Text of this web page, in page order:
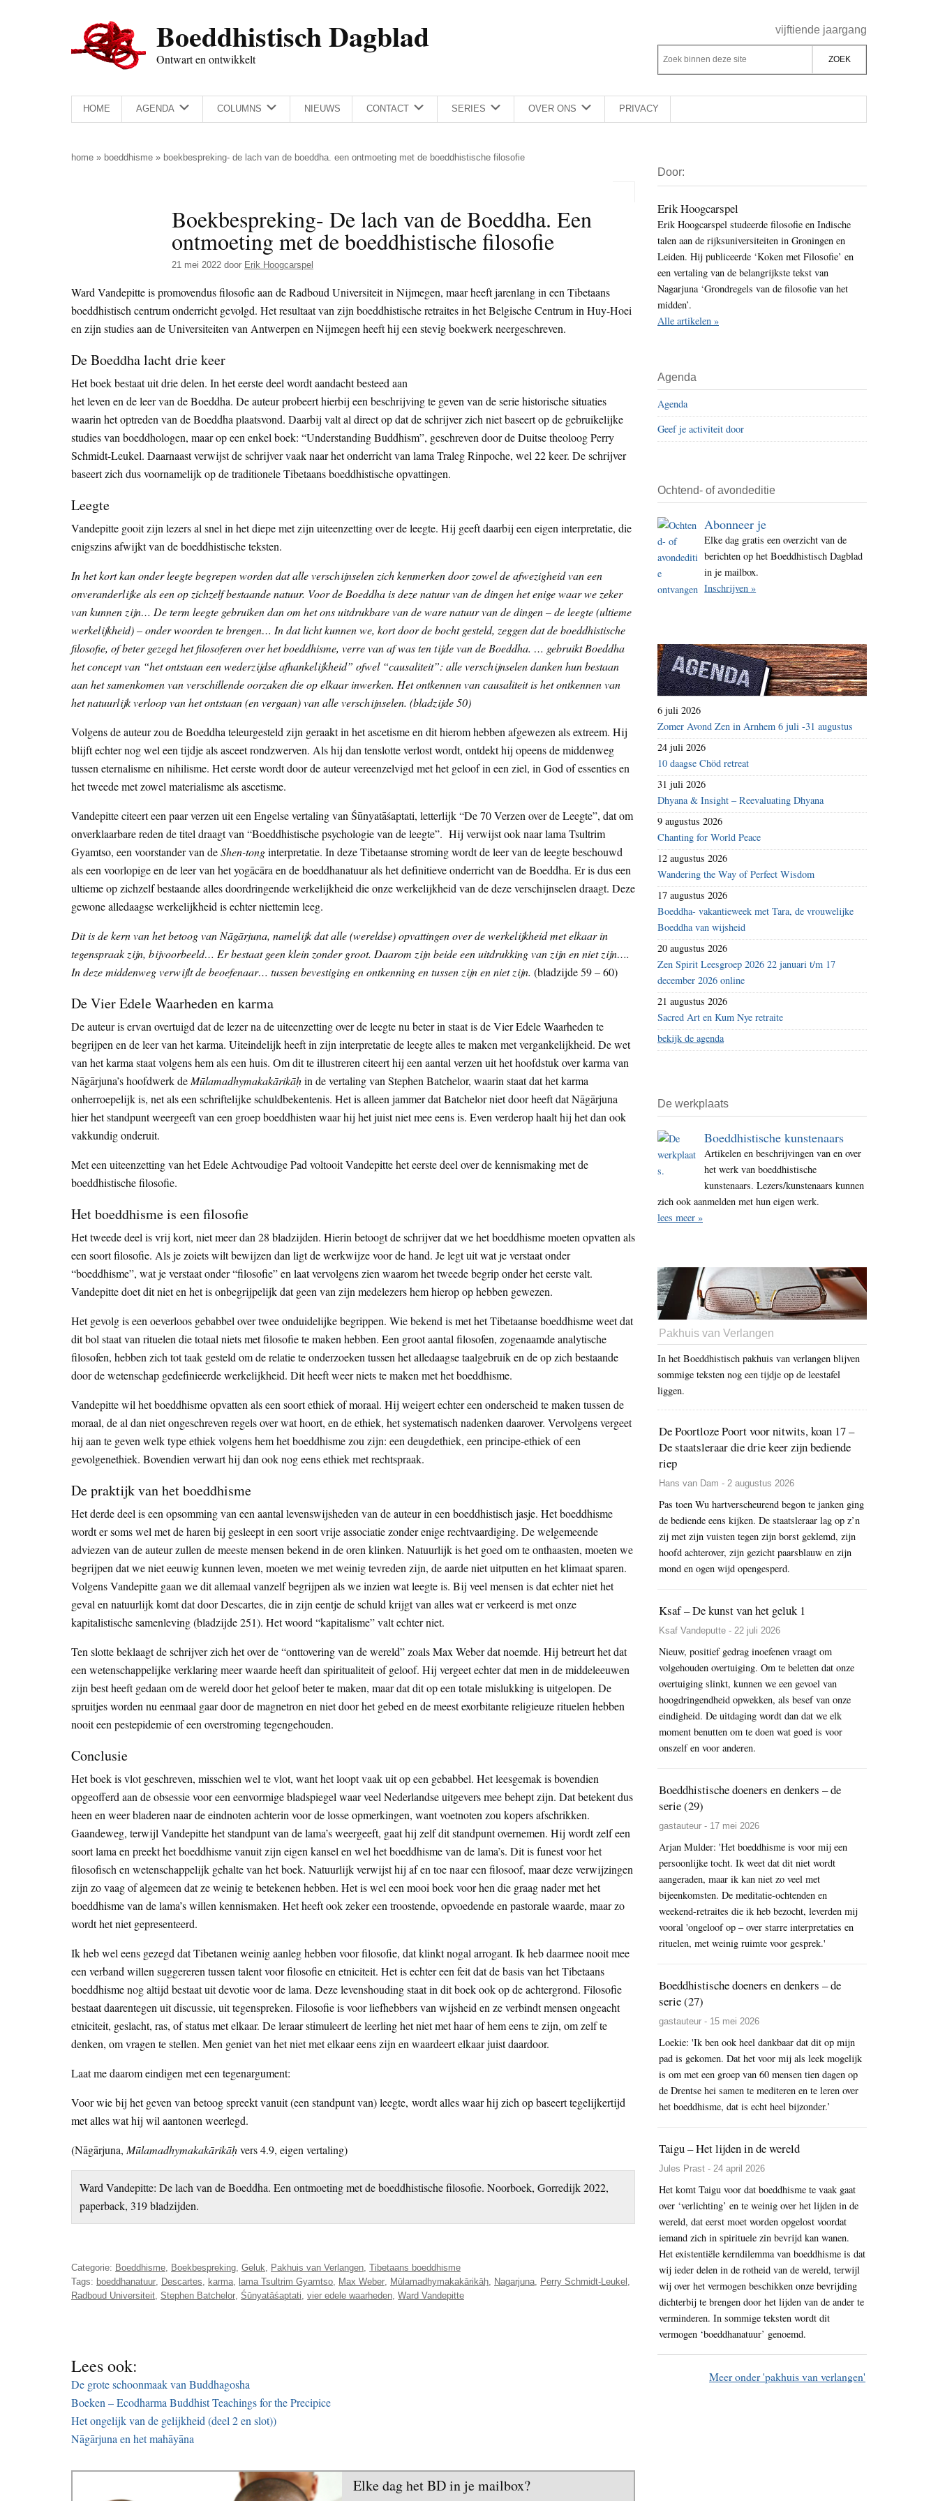
Boeddhistisch Dagblad
Ontwart en ontwikkelt
Rechts
vijftiende jaargang
Z
o
e
k
d
e
z
e
s
i
t
e
Z
o
k
b
n
n
d
e
z
e
s
i
HOME AGENDA COLUMNS NIEUWS CONTACT SERIES OVER ONS PRIVACY
home » boeddhisme » boekbespreking- de lach van de boeddha. een ontmoeting met de boeddhistische filosofie
Boekbespreking- De lach van de Boeddha. Een
ontmoeting met de boeddhistische filosofie
21 mei 2022 door Erik Hoogcarspel
Ward Vandepitte is promovendus filosofie aan de Radboud Universiteit in Nijmegen, maar heeft jarenlang in een Tibetaans
boeddhistisch centrum onderricht gevolgd. Het resultaat van zijn boeddhistische retraites in het Belgische Centrum in Huy-Hoei
en zijn studies aan de Universiteiten van Antwerpen en Nijmegen heeft hij een stevig boekwerk neergeschreven.
De Boeddha lacht drie keer
Het boek bestaat uit drie delen. In het eerste deel wordt aandacht besteed aan
het leven en de leer van de Boeddha. De auteur probeert hierbij een beschrijving te geven van de serie historische situaties
waarin het optreden van de Boeddha plaatsvond. Daarbij valt al direct op dat de schrijver zich niet baseert op de gebruikelijke
studies van boeddhologen, maar op een enkel boek: “Understanding Buddhism”, geschreven door de Duitse theoloog Perry
Schmidt-Leukel. Daarnaast verwijst de schrijver vaak naar het onderricht van lama Traleg Rinpoche, wel 22 keer. De schrijver
baseert zich dus voornamelijk op de traditionele Tibetaans boeddhistische opvattingen.
Leegte
Vandepitte gooit zijn lezers al snel in het diepe met zijn uiteenzetting over de leegte. Hij geeft daarbij een eigen interpretatie, die
enigszins afwijkt van de boeddhistische teksten.
In het kort kan onder leegte begrepen worden dat alle verschijnselen zich kenmerken door zowel de afwezigheid van een
onveranderlijke als een op zichzelf bestaande natuur. Voor de Boeddha is deze natuur van de dingen het enige waar we zeker
van kunnen zijn… De term leegte gebruiken dan om het ons uitdrukbare van de ware natuur van de dingen – de leegte (ultieme
werkelijkheid) – onder woorden te brengen… In dat licht kunnen we, kort door de bocht gesteld, zeggen dat de boeddhistische
filosofie, of beter gezegd het filosoferen over het boeddhisme, verre van af was ten tijde van de Boeddha. … gebruikt Boeddha
het concept van “het ontstaan een wederzijdse afhankelijkheid” ofwel “causaliteit”: alle verschijnselen danken hun bestaan
aan het samenkomen van verschillende oorzaken die op elkaar inwerken. Het ontkennen van causaliteit is het ontkennen van
het natuurlijk verloop van het ontstaan (en vergaan) van alle verschijnselen. (bladzijde 50)
Volgens de auteur zou de Boeddha teleurgesteld zijn geraakt in het ascetisme en dit hierom hebben afgewezen als extreem. Hij
blijft echter nog wel een tijdje als asceet rondzwerven. Als hij dan tenslotte verlost wordt, ontdekt hij opeens de middenweg
tussen eternalisme en nihilisme. Het eerste wordt door de auteur vereenzelvigd met het geloof in een ziel, in God of essenties en
het tweede met zowel materialisme als ascetisme.
Vandepitte citeert een paar verzen uit een Engelse vertaling van Śūnyatāśaptati, letterlijk “De 70 Verzen over de Leegte”, dat om
onverklaarbare reden de titel draagt van “Boeddhistische psychologie van de leegte”. Hij verwijst ook naar lama Tsultrim
Gyamtso, een voorstander van deShen-tonginterpretatie. In deze Tibetaanse stroming wordt de leer van de leegte beschouwd
als een voorlopige en de leer van het yogācāra en de boeddhanatuur als het definitieve onderricht van de Boeddha. Er is dus een
ultieme op zichzelf bestaande alles doordringende werkelijkheid die onze werkelijkheid van de deze verschijnselen draagt. Deze
gewone alledaagse werkelijkheid is echter niettemin leeg.
Dit is de kern van het betoog van Nāgārjuna, namelijk dat alle (wereldse) opvattingen over de werkelijkheid met elkaar in
tegenspraak zijn, bijvoorbeeld… Er bestaat geen klein zonder groot. Daarom zijn beide een uitdrukking van zijn en niet zijn….
In deze middenweg verwijlt de beoefenaar… tussen bevestiging en ontkenning en tussen zijn en niet zijn. (bladzijde 59 – 60)
De Vier Edele Waarheden en karma
De auteur is ervan overtuigd dat de lezer na de uiteenzetting over de leegte nu beter in staat is de Vier Edele Waarheden te
begrijpen en de leer van het karma. Uiteindelijk heeft in zijn interpretatie de leegte alles te maken met vergankelijkheid. De wet
van het karma staat volgens hem als een huis. Om dit te illustreren citeert hij een aantal verzen uit het hoofdstuk over karma van
Nāgārjuna’s hoofdwerk de Mūlamadhymakakārikāḥin de vertaling van Stephen Batchelor, waarin staat dat het karma
onherroepelijk is, net als een schriftelijke schuldbekentenis. Het is alleen jammer dat Batchelor niet door heeft dat Nāgārjuna
hier het standpunt weergeeft van een groep boeddhisten waar hij het juist niet mee eens is. Even verderop haalt hij het dan ook
vakkundig onderuit.
Met een uiteenzetting van het Edele Achtvoudige Pad voltooit Vandepitte het eerste deel over de kennismaking met de
boeddhistische filosofie.
Het boeddhisme is een filosofie
Het tweede deel is vrij kort, niet meer dan 28 bladzijden. Hierin betoogt de schrijver dat we het boeddhisme moeten opvatten als
een soort filosofie. Als je zoiets wilt bewijzen dan ligt de werkwijze voor de hand. Je legt uit wat je verstaat onder
“boeddhisme”, wat je verstaat onder “filosofie” en laat vervolgens zien waarom het tweede begrip onder het eerste valt.
Vandepitte doet dit niet en het is onbegrijpelijk dat geen van zijn medelezers hem hierop op hebben gewezen.
Het gevolg is een oeverloos gebabbel over twee onduidelijke begrippen. Wie bekend is met het Tibetaanse boeddhisme weet dat
dit bol staat van rituelen die totaal niets met filosofie te maken hebben. Een groot aantal filosofen, zogenaamde analytische
filosofen, hebben zich tot taak gesteld om de relatie te onderzoeken tussen het alledaagse taalgebruik en de op zich bestaande
door de wetenschap gedefinieerde werkelijkheid. Dit heeft weer niets te maken met het boeddhisme.
Vandepitte wil het boeddhisme opvatten als een soort ethiek of moraal. Hij weigert echter een onderscheid te maken tussen de
moraal, de al dan niet ongeschreven regels over wat hoort, en de ethiek, het systematisch nadenken daarover. Vervolgens vergeet
hij aan te geven welk type ethiek volgens hem het boeddhisme zou zijn: een deugdethiek, een principe-ethiek of een
gevolgenethiek. Bovendien verwart hij dan ook nog eens ethiek met rechtspraak.
De praktijk van het boeddhisme
Het derde deel is een opsomming van een aantal levenswijsheden van de auteur in een boeddhistisch jasje. Het boeddhisme
wordt er soms wel met de haren bij gesleept in een soort vrije associatie zonder enige rechtvaardiging. De welgemeende
adviezen van de auteur zullen de meeste mensen bekend in de oren klinken. Natuurlijk is het goed om te onthaasten, moeten we
begrijpen dat we niet eeuwig kunnen leven, moeten we met weinig tevreden zijn, de aarde niet uitputten en het klimaat sparen.
Volgens Vandepitte gaan we dit allemaal vanzelf begrijpen als we inzien wat leegte is. Bij veel mensen is dat echter niet het
geval en natuurlijk komt dat door Descartes, die in zijn eentje de schuld krijgt van alles wat er verkeerd is met onze
kapitalistische samenleving (bladzijde 251). Het woord “kapitalisme” valt echter niet.
Ten slotte beklaagt de schrijver zich het over de “onttovering van de wereld” zoals Max Weber dat noemde. Hij betreurt het dat
een wetenschappelijke verklaring meer waarde heeft dan spiritualiteit of geloof. Hij vergeet echter dat men in de middeleeuwen
zijn best heeft gedaan om de wereld door het geloof beter te maken, maar dat dit op een totale mislukking is uitgelopen. De
spruitjes worden nu eenmaal gaar door de magnetron en niet door het gebed en de meest exorbitante religieuze rituelen hebben
nooit een pestepidemie of een overstroming tegengehouden.
Conclusie
Het boek is vlot geschreven, misschien wel te vlot, want het loopt vaak uit op een gebabbel. Het leesgemak is bovendien
opgeofferd aan de obsessie voor een eenvormige bladspiegel waar veel Nederlandse uitgevers mee behept zijn. Dat betekent dus
heen en weer bladeren naar de eindnoten achterin voor de losse opmerkingen, want voetnoten zou kopers afschrikken.
Gaandeweg, terwijl Vandepitte het standpunt van de lama’s weergeeft, gaat hij zelf dit standpunt overnemen. Hij wordt zelf een
soort lama en preekt het boeddhisme vanuit zijn eigen kansel en wel het boeddhisme van de lama’s. Dit is funest voor het
filosofisch en wetenschappelijk gehalte van het boek. Natuurlijk verwijst hij af en toe naar een filosoof, maar deze verwijzingen
zijn zo vaag of algemeen dat ze weinig te betekenen hebben. Het is wel een mooi boek voor hen die graag nader met het
boeddhisme van de lama’s willen kennismaken. Het heeft ook zeker een troostende, opvoedende en pastorale waarde, maar zo
wordt het niet gepresenteerd.
Ik heb wel eens gezegd dat Tibetanen weinig aanleg hebben voor filosofie, dat klinkt nogal arrogant. Ik heb daarmee nooit mee
een verband willen suggereren tussen talent voor filosofie en etniciteit. Het is echter een feit dat de basis van het Tibetaans
boeddhisme nog altijd bestaat uit devotie voor de lama. Deze levenshouding staat in dit boek ook op de achtergrond. Filosofie
bestaat daarentegen uit discussie, uit tegenspreken. Filosofie is voor liefhebbers van wijsheid en ze verbindt mensen ongeacht
etniciteit, geslacht, ras, of status met elkaar. De leraar stimuleert de leerling het niet met haar of hem eens te zijn, om zelf te
denken, om vragen te stellen. Men geniet van het niet met elkaar eens zijn en waardeert elkaar juist daardoor.
Laat me daarom eindigen met een tegenargument:
Voor wie bij het geven van betoog spreekt vanuit (een standpunt van) leegte, wordt alles waar hij zich op baseert tegelijkertijd
met alles wat hij wil aantonen weerlegd.
(Nāgārjuna, Mūlamadhymakakārikāḥvers 4.9, eigen vertaling)
Ward Vandepitte: De lach van de Boeddha. Een ontmoeting met de boeddhistische filosofie. Noorboek, Gorredijk 2022,
paperback, 319 bladzijden.
Categorie: Boeddhisme Boekbespreking Geluk Pakhuis van Verlangen Tibetaans boeddhisme
Tags: boeddhanatuur Descartes karma lama Tsultrim Gyamtso Max Weber Mūlamadhymakakārikāḥ Nagarjuna Perry Schmidt-Leukel
Radboud Universiteit Stephen Batchelor Śūnyatāśaptati vier edele waarheden Ward Vandepitte
Lees ook:
De grote schoonmaak van Buddhagosha
Boeken – Ecodharma Buddhist Teachings for the Precipice
Het ongelijk van de gelijkheid (deel 2 en slot))
Nāgārjuna en het mahāyāna
Elke dag het BD in je mailbox?
Sidebar
Door:
Erik Hoogcarspel
Erik Hoogcarspel studeerde filosofie en Indische
talen aan de rijksuniversiteiten in Groningen en
Leiden. Hij publiceerde ‘Koken met Filosofie’ en
een vertaling van de belangrijkste tekst van
Nagarjuna ‘Grondregels van de filosofie van het
midden’.
Alle artikelen »
Agenda
Agenda
Geef je activiteit door
Ochtend- of avondeditie
Abonneer je
Elke dag gratis een overzicht van de
berichten op het Boeddhistisch Dagblad
in je mailbox.
Inschrijven »
6 juli 2026
Zomer Avond Zen in Arnhem 6 juli -31 augustus
24 juli 2026
10 daagse Chöd retreat
31 juli 2026
Dhyana & Insight – Reevaluating Dhyana
9 augustus 2026
Chanting for World Peace
12 augustus 2026
Wandering the Way of Perfect Wisdom
17 augustus 2026
Boeddha- vakantieweek met Tara, de vrouwelijke
Boeddha van wijsheid
20 augustus 2026
Zen Spirit Leesgroep 2026 22 januari t/m 17
december 2026 online
21 augustus 2026
Sacred Art en Kum Nye retraite
bekijk de agenda
De werkplaats
Boeddhistische kunstenaars
Artikelen en beschrijvingen van en over
het werk van boeddhistische
kunstenaars. Lezers/kunstenaars kunnen
zich ook aanmelden met hun eigen werk.
lees meer »
Pakhuis van Verlangen
In het Boeddhistisch pakhuis van verlangen blijven
sommige teksten nog een tijdje op de leestafel
liggen.
De Poortloze Poort voor nitwits, koan 17 –
De staatsleraar die drie keer zijn bediende
riep
Hans van Dam - 2 augustus 2026
Pas toen Wu hartverscheurend begon te janken ging
de bediende eens kijken. De staatsleraar lag op z’n
zij met zijn vuisten tegen zijn borst geklemd, zijn
hoofd achterover, zijn gezicht paarsblauw en zijn
mond en ogen wijd opengesperd.
Ksaf – De kunst van het geluk 1
Ksaf Vandeputte - 22 juli 2026
Nieuw, positief gedrag inoefenen vraagt om
volgehouden overtuiging. Om te beletten dat onze
overtuiging slinkt, kunnen we een gevoel van
hoogdringendheid opwekken, als besef van onze
eindigheid. De uitdaging wordt dan dat we elk
moment benutten om te doen wat goed is voor
onszelf en voor anderen.
Boeddhistische doeners en denkers – de
serie (29)
gastauteur - 17 mei 2026
Arjan Mulder: 'Het boeddhisme is voor mij een
persoonlijke tocht. Ik weet dat dit niet wordt
aangeraden, maar ik kan niet zo veel met
bijeenkomsten. De meditatie-ochtenden en
weekend-retraites die ik heb bezocht, leverden mij
vooral 'ongeloof op – over starre interpretaties en
rituelen, met weinig ruimte voor gesprek.'
Boeddhistische doeners en denkers – de
serie (27)
gastauteur - 15 mei 2026
Loekie: 'Ik ben ook heel dankbaar dat dit op mijn
pad is gekomen. Dat het voor mij als leek mogelijk
is om met een groep van 60 mensen tien dagen op
de Drentse hei samen te mediteren en te leren over
het boeddhisme, dat is echt heel bijzonder.’
Taigu – Het lijden in de wereld
Jules Prast - 24 april 2026
Het komt Taigu voor dat boeddhisme te vaak gaat
over ‘verlichting’ en te weinig over het lijden in de
wereld, dat eerst moet worden opgelost voordat
iemand zich in spirituele zin bevrijd kan wanen.
Het existentiële kerndilemma van boeddhisme is dat
wij ieder delen in de rotheid van de wereld, terwijl
wij over het vermogen beschikken onze bevrijding
dichterbij te brengen door het lijden van de ander te
verminderen. In sommige teksten wordt dit
vermogen ‘boeddhanatuur’ genoemd.
Meer onder 'pakhuis van verlangen'